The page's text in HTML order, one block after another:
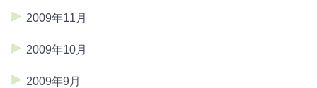
2009年11月
2009年10月
2009年9月